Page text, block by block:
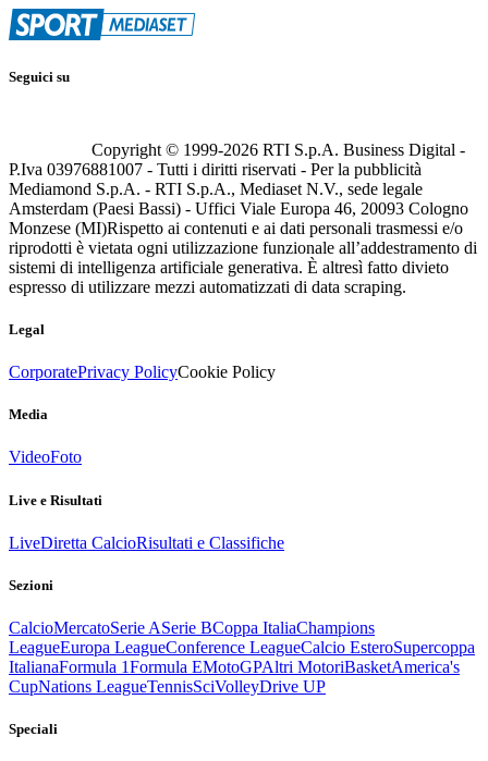
Seguici su
Copyright © 1999-2026 RTI S.p.A. Business Digital -
P.Iva 03976881007 - Tutti i diritti riservati - Per la pubblicità
Mediamond S.p.A. - RTI S.p.A., Mediaset N.V., sede legale
Amsterdam (Paesi Bassi) - Uffici Viale Europa 46, 20093 Cologno
Monzese (MI)Rispetto ai contenuti e ai dati personali trasmessi e/o
riprodotti è vietata ogni utilizzazione funzionale all’addestramento di
sistemi di intelligenza artificiale generativa. È altresì fatto divieto
espresso di utilizzare mezzi automatizzati di data scraping.
Legal
CorporatePrivacy PolicyCookie Policy
Media
VideoFoto
Live e Risultati
LiveDiretta CalcioRisultati e Classifiche
Sezioni
CalcioMercatoSerie ASerie BCoppa ItaliaChampions
LeagueEuropa LeagueConference LeagueCalcio EsteroSupercoppa
ItalianaFormula 1Formula EMotoGPAltri MotoriBasketAmerica's
CupNations LeagueTennisSciVolleyDrive UP
Speciali